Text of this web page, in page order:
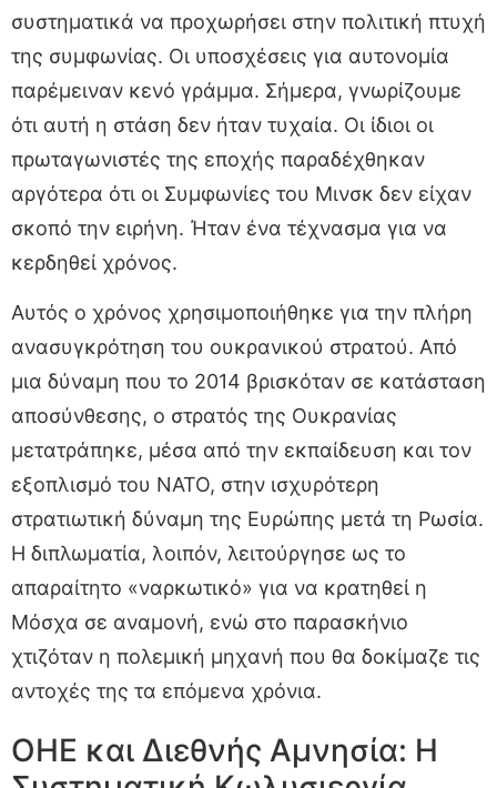
συστηματικά να προχωρήσει στην πολιτική πτυχή
της συμφωνίας. Οι υποσχέσεις για αυτονομία
παρέμειναν κενό γράμμα. Σήμερα, γνωρίζουμε
ότι αυτή η στάση δεν ήταν τυχαία. Οι ίδιοι οι
πρωταγωνιστές της εποχής παραδέχθηκαν
αργότερα ότι οι Συμφωνίες του Μινσκ δεν είχαν
σκοπό την ειρήνη. Ήταν ένα τέχνασμα για να
κερδηθεί χρόνος.
Αυτός ο χρόνος χρησιμοποιήθηκε για την πλήρη
ανασυγκρότηση του ουκρανικού στρατού. Από
μια δύναμη που το 2014 βρισκόταν σε κατάσταση
αποσύνθεσης, ο στρατός της Ουκρανίας
μετατράπηκε, μέσα από την εκπαίδευση και τον
εξοπλισμό του ΝΑΤΟ, στην ισχυρότερη
στρατιωτική δύναμη της Ευρώπης μετά τη Ρωσία.
Η διπλωματία, λοιπόν, λειτούργησε ως το
απαραίτητο «ναρκωτικό» για να κρατηθεί η
Μόσχα σε αναμονή, ενώ στο παρασκήνιο
χτιζόταν η πολεμική μηχανή που θα δοκίμαζε τις
αντοχές της τα επόμενα χρόνια.
ΟΗΕ και Διεθνής Αμνησία: Η